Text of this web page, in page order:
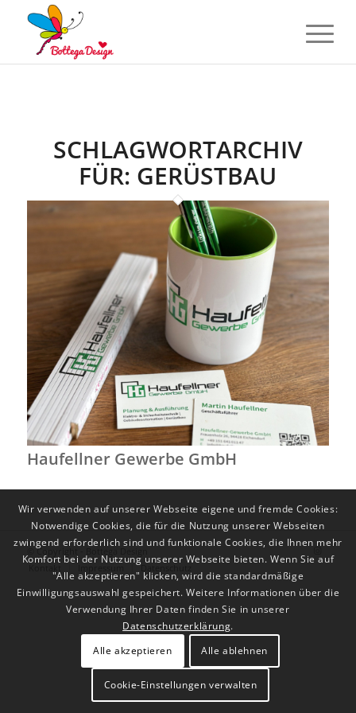
SCHLAGWORTARCHIV
FÜR: GERÜSTBAU
Haufellner Gewerbe GmbH
© Copyright - Bottega Design
Datenschutz
Wir verwenden auf unserer Webseite eigene und fremde Cookies:
Notwendige Cookies, die für die Nutzung unserer Webseiten
zwingend erforderlich sind und funktionale Cookies, die Ihnen mehr
Komfort bei der Nutzung unserer Webseite bieten. Wenn Sie auf
"Alle akzeptieren" klicken, wird die standardmäßige
Einwilligungsauswahl gespeichert. Weitere Informationen über die
Verwendung Ihrer Daten finden Sie in unserer
Datenschutzerklärung.
Alle akzeptieren
Alle ablehnen
Cookie-Einstellungen verwalten